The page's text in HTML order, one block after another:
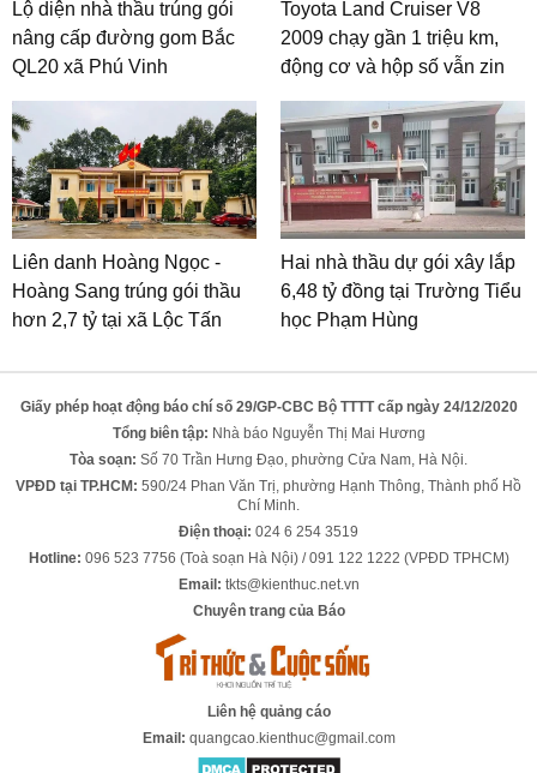
Lộ diện nhà thầu trúng gói
nâng cấp đường gom Bắc
QL20 xã Phú Vinh
Toyota Land Cruiser V8
2009 chạy gần 1 triệu km,
động cơ và hộp số vẫn zin
Liên danh Hoàng Ngọc -
Hoàng Sang trúng gói thầu
hơn 2,7 tỷ tại xã Lộc Tấn
Hai nhà thầu dự gói xây lắp
6,48 tỷ đồng tại Trường Tiểu
học Phạm Hùng
Giấy phép hoạt động báo chí số 29/GP-CBC Bộ TTTT cấp ngày 24/12/2020
Tổng biên tập: Nhà báo Nguyễn Thị Mai Hương
Tòa soạn: Số 70 Trần Hưng Đạo, phường Cửa Nam, Hà Nội.
VPĐD tại TP.HCM: 590/24 Phan Văn Trị, phường Hạnh Thông, Thành phố Hồ
Chí Minh.
Điện thoại: 024 6 254 3519
Hotline: 096 523 7756 (Toà soạn Hà Nội) / 091 122 1222 (VPĐD TPHCM)
Email: tkts@kienthuc.net.vn
Chuyên trang của Báo
Liên hệ quảng cáo
Email: quangcao.kienthuc@gmail.com